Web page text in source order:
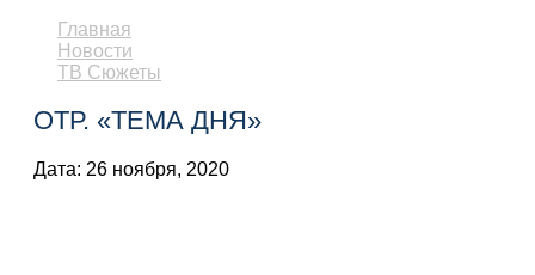
Главная
Новости
ТВ Сюжеты
ОТР. «ТЕМА ДНЯ»
Дата: 26 ноября, 2020